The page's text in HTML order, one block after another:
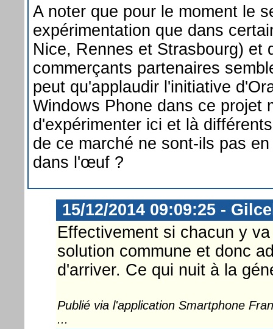
A noter que pour le moment le
expérimentation que dans
Nice, Rennes et Strasbourg) et
commerçants partenaires
peut qu'applaudir l'initiative
Windows Phone dans ce projet
d'expérimenter ici et là
de ce marché ne sont-ils pas
dans l'œuf ?
15/12/2014 09:09:25 -
Effectivement si chacun y
solution commune et donc
d'arriver. Ce qui nuit à la
Publié via l'application Smartphone
...